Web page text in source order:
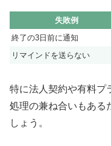
失敗例
終了の3日前に通知
リマインドを送らない
特に法人契約や有料プ
処理の兼ね合いもある
しょう。